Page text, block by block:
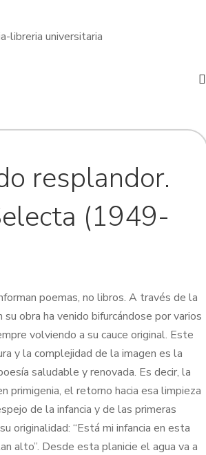
resplandor.
(1949-
poemas, no libros. A través de la
obra ha venido bifurcándose por varios
volviendo a su cauce original. Este
y la complejidad de la imagen es la
saludable y renovada. Es decir, la
primigenia, el retorno hacia esa limpieza
de la infancia y de las primeras
originalidad: “Está mi infancia en esta
alto”. Desde esta planicie el agua va a